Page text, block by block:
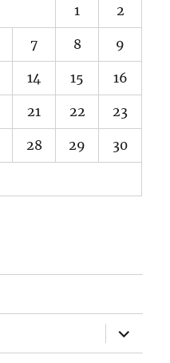
1 2
7 8 9
14 15 16
21 22 23
28 29 30
ouvrir
le
sous-